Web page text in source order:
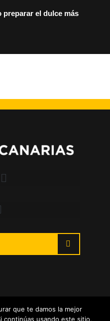
preparar el dulce más
que te damos la mejor
continúas usando este sitio,